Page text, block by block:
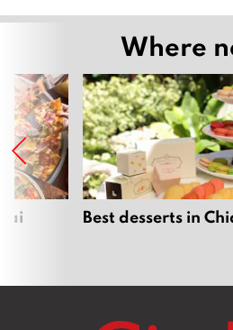
Where
Best desserts in